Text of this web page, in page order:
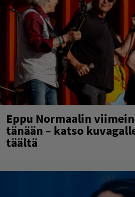
Eppu Normaalin
tänään – katso
täältä